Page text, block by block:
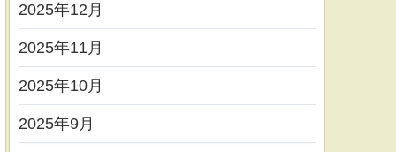
2025年12月
2025年11月
2025年10月
2025年9月